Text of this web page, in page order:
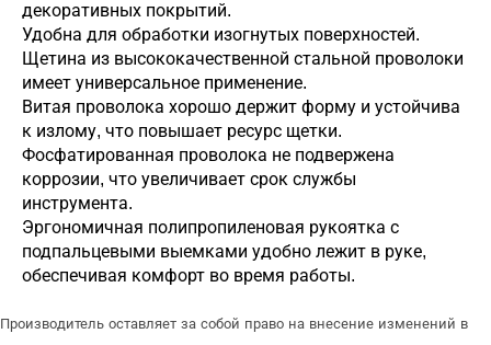
декоративных покрытий.
Удобна для обработки изогнутых поверхностей.
Щетина из высококачественной стальной проволоки
имеет универсальное применение.
Витая проволока хорошо держит форму и устойчива
к излому, что повышает ресурс щетки.
Фосфатированная проволока не подвержена
коррозии, что увеличивает срок службы
инструмента.
Эргономичная полипропиленовая рукоятка с
подпальцевыми выемками удобно лежит в руке,
обеспечивая комфорт во время работы.
Производитель оставляет за собой право на внесение изменений в